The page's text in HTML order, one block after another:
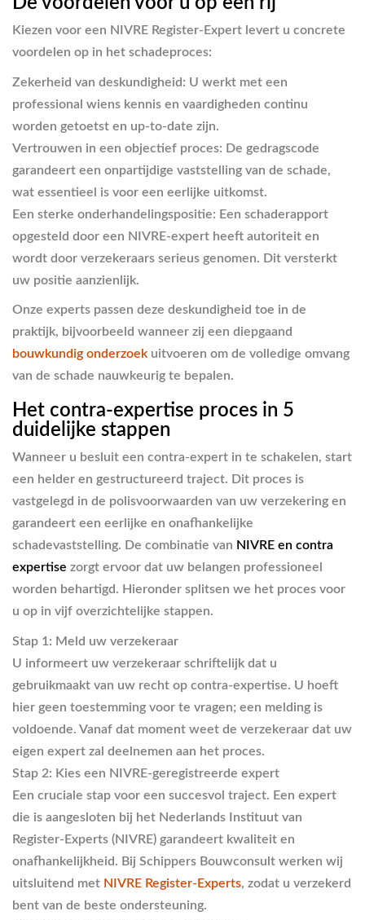
Kiezen voor een NIVRE Register-Expert levert u concrete
voordelen op in het schadeproces:
Zekerheid van deskundigheid: U werkt met een
professional wiens kennis en vaardigheden continu
worden getoetst en up-to-date zijn.
Vertrouwen in een objectief proces: De gedragscode
garandeert een onpartijdige vaststelling van de schade,
wat essentieel is voor een eerlijke uitkomst.
Een sterke onderhandelingspositie: Een schaderapport
opgesteld door een NIVRE-expert heeft autoriteit en
wordt door verzekeraars serieus genomen. Dit versterkt
uw positie aanzienlijk.
Onze experts passen deze deskundigheid toe in de
praktijk, bijvoorbeeld wanneer zij een diepgaand
bouwkundig onderzoek uitvoeren om de volledige omvang
van de schade nauwkeurig te bepalen.
Het contra-expertise proces in 5
duidelijke stappen
Wanneer u besluit een contra-expert in te schakelen, start
een helder en gestructureerd traject. Dit proces is
vastgelegd in de polisvoorwaarden van uw verzekering en
garandeert een eerlijke en onafhankelijke
schadevaststelling. De combinatie van NIVRE en contra
expertise zorgt ervoor dat uw belangen professioneel
worden behartigd. Hieronder splitsen we het proces voor
u op in vijf overzichtelijke stappen.
Stap 1: Meld uw verzekeraar
U informeert uw verzekeraar schriftelijk dat u
gebruikmaakt van uw recht op contra-expertise. U hoeft
hier geen toestemming voor te vragen; een melding is
voldoende. Vanaf dat moment weet de verzekeraar dat uw
eigen expert zal deelnemen aan het proces.
Stap 2: Kies een NIVRE-geregistreerde expert
Een cruciale stap voor een succesvol traject. Een expert
die is aangesloten bij het Nederlands Instituut van
Register-Experts (NIVRE) garandeert kwaliteit en
onafhankelijkheid. Bij Schippers Bouwconsult werken wij
uitsluitend met NIVRE Register-Experts, zodat u verzekerd
bent van de beste ondersteuning.